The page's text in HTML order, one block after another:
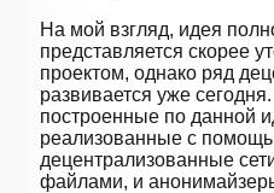
На мой взгляд, идея
представляется скорее
проектом, однако ряд
развивается уже
построенные по данной
реализованные с
децентрализованные
файлами, и